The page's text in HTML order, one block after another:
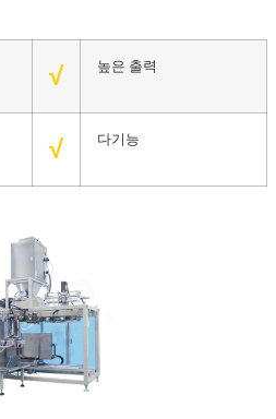
√ 높은 출력
√ 다기능